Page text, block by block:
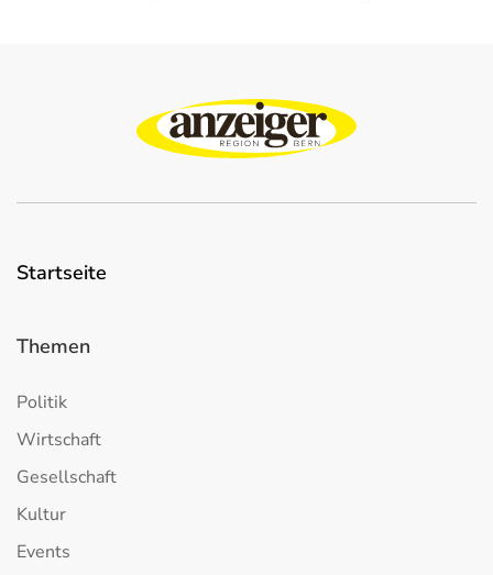
Startseite
Themen
Politik
Wirtschaft
Gesellschaft
Kultur
Events